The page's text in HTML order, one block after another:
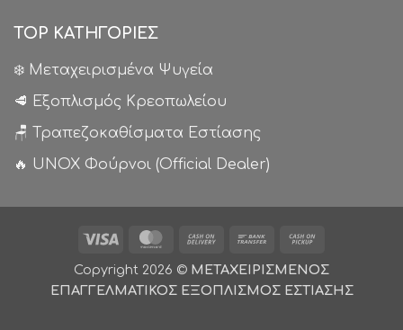
TOP ΚΑΤΗΓΟΡΙΕΣ
❄️ Μεταχειρισμένα Ψυγεία
🥩 Εξοπλισμός Κρεοπωλείου
🪑 Τραπεζοκαθίσματα Εστίασης
🔥 UNOX Φούρνοι (Official Dealer)
Visa MasterCard
Cash
Delivery
Bank
Pickup
Copyright 2026 © ΜΕΤΑΧΕΙΡΙΣΜΕΝΟΣ
ΕΠΑΓΓΕΛΜΑΤΙΚΟΣ ΕΞΟΠΛΙΣΜΟΣ ΕΣΤΙΑΣΗΣ